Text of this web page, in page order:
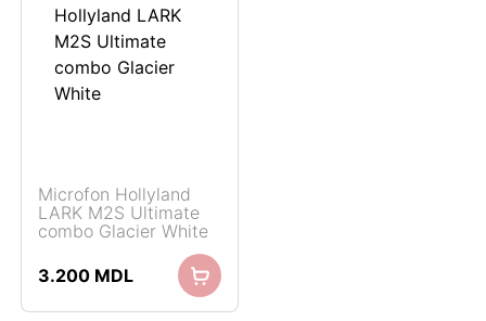
Microfon Hollyland
LARK M2S Ultimate
combo Glacier White
3.200 MDL